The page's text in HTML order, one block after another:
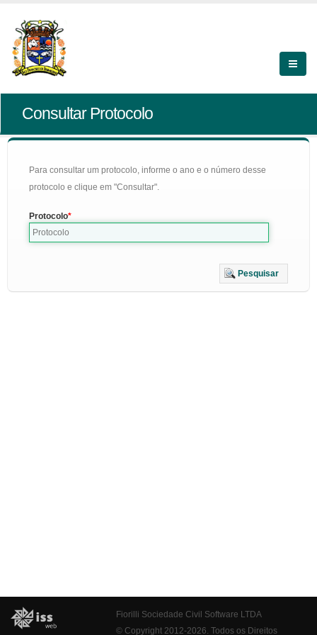
Consultar Protocolo
Para consultar um protocolo, informe o ano e o número desse
protocolo e clique em "Consultar".
Protocolo
Pesquisar
Fiorilli Sociedade Civil Software LTDA
© Copyright 2012-2026. Todos os Direitos